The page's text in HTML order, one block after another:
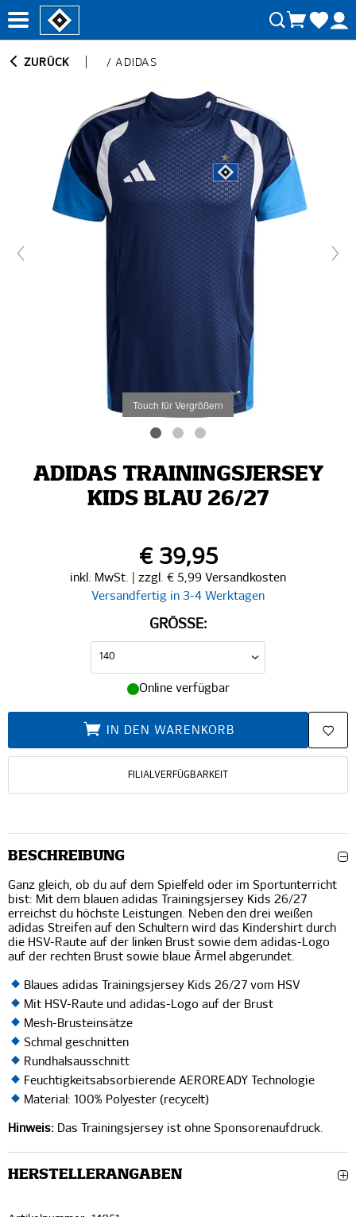
ZURÜCK /ADIDAS
Touch für Vergrößern
ADIDAS TRAININGSJERSEY
KIDS BLAU 26/27
€ 39,95
inkl. MwSt. | zzgl. € 5,99 Versandkosten
Versandfertig in 3-4 Werktagen
GRÖSSE:
Online verfügbar
IN DEN WARENKORB
FILIALVERFÜGBARKEIT
BESCHREIBUNG
Ganz gleich, ob du auf dem Spielfeld oder im Sportunterricht
bist: Mit dem blauen adidas Trainingsjersey Kids 26/27
erreichst du höchste Leistungen. Neben den drei weißen
adidas Streifen auf den Schultern wird das Kindershirt durch
die HSV-Raute auf der linken Brust sowie dem adidas-Logo
auf der rechten Brust sowie blaue Ärmel abgerundet.
Blaues adidas Trainingsjersey Kids 26/27 vom HSV
Mit HSV-Raute und adidas-Logo auf der Brust
Mesh-Brusteinsätze
Schmal geschnitten
Rundhalsausschnitt
Feuchtigkeitsabsorbierende AEROREADY Technologie
Material: 100% Polyester (recycelt)
Hinweis: Das Trainingsjersey ist ohne Sponsorenaufdruck.
HERSTELLERANGABEN